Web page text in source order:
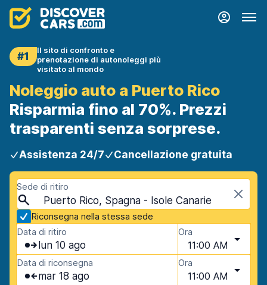
#1
Il sito di confronto e
prenotazione di autonoleggi più
visitato al mondo
Noleggio auto a Puerto Rico
Risparmia fino al 70%. Prezzi
trasparenti senza sorprese.
Assistenza 24/7 Cancellazione gratuita
Sede di ritiro
Puerto Rico, Spagna - Isole Canarie
Riconsegna nella stessa sede
Data di ritiro
lun 10 ago
Ora
11:00 AM
Data di riconsegna
mar 18 ago
Ora
11:00 AM